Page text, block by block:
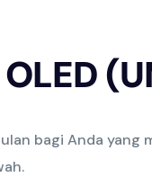
bagi Anda yang